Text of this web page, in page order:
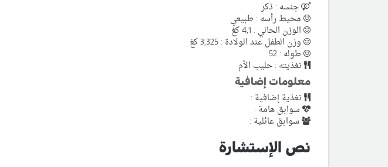
جنسه : ذكر
محيط رأسه : طبيعي
الوزن الحالي : 4,1 كغ
وزن الطفل عند الولادة : 3,325 كغ
طوله : 52
تغذيته : حليب الأم
معلومات إضافية
تغذية إضافية :
سوابق هامة :
سوابق عائلية :
نص الإستشارة